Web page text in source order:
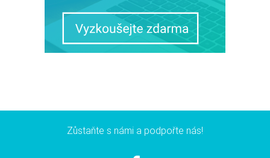
Zůstaňte s námi a podpořte nás!